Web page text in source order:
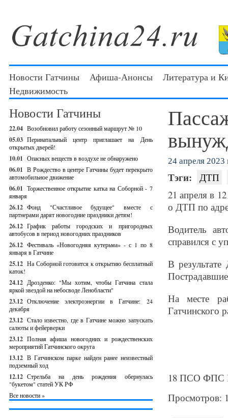
Новости Гатчины Афиша-Анонсы
Литература и
Недвижимость
Новости Гатчины
22.04 Возобновил работу сезонный маршрут № 10
05.03 Перинатальный центр приглашает на День
открытых дверей!
10.01 Опасных веществ в воздухе не обнаружено
06.01 В Рождество в центре Гатчины будет перекрыто
автомобильное движение
06.01 Торжественное открытие катка на Соборной - 7
января
26.12 Фонд "Счастливое будущее" вместе с
партнерами дарят новогодние праздники детям!
26.12 График работы городских и пригородных
автобусов в период новогодних праздников
26.12 Фестиваль «Новогодняя кутерьма» - с 1 по 8
января в Гатчине
25.12 На Соборной готовится к открытию бесплатный
каток!
24.12 Дрозденко: "Мы хотим, чтобы Гатчина стала
яркой звездой на небосводе Ленобласти"
23.12 Отключение электроэнергии в Гатчине: 24
декабря
23.12 Стало известно, где в Гатчине можно запускать
салюты и фейерверки
23.12 Полная афиша новогодних и рождественских
мероприятий Гатчинского округа
13.12 В Гатчинском парке найден ранее неизвестный
подземный ход
12.12 Стрельба на день рождения обернулась
"букетом" статей УК РФ
Все новости »
24 апреля 2023
Тэги:
ДТП
21 апреля в
о ДТП по
Водитель
справился с
В
На месте
Гатчинского
18 ПСО ФПС
Просмотров: